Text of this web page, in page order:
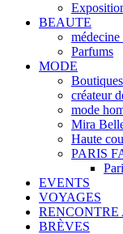
BEAUTE
médecine
Parfums
MODE
Boutiques
créateur
mode
Mira
Haute
PARIS
EVENTS
VOYAGES
BRÈVES